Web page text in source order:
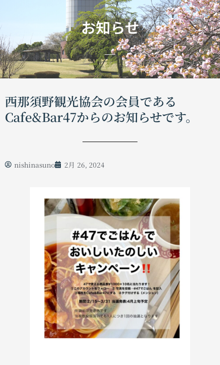
お知らせ
西那須野観光協会の会員である
Cafe&Bar47からのお知らせです。
nishinasuno 2月 26, 2024